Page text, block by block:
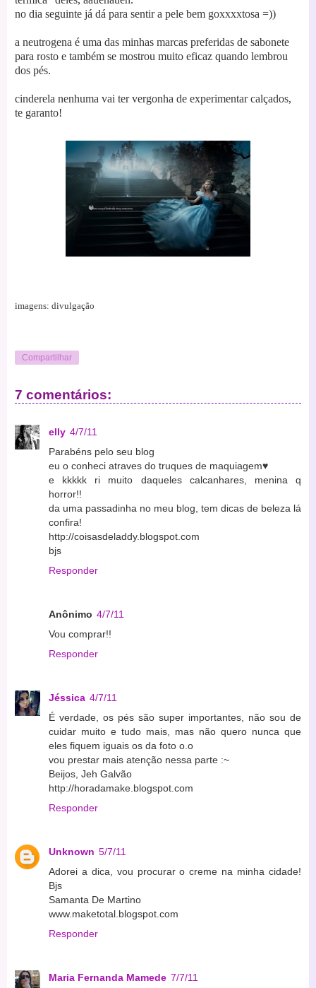
no dia seguinte já dá para sentir a pele bem goxxxxtosa =))
a neutrogena é uma das minhas marcas preferidas de sabonete
para rosto e também se mostrou muito eficaz quando lembrou
dos pés.
cinderela nenhuma vai ter vergonha de experimentar calçados,
te garanto!
imagens: divulgação
Compartilhar
7 comentários:
elly 4/7/11
Parabéns pelo seu blog
eu o conheci atraves do truques de maquiagem♥
e kkkkk ri muito daqueles calcanhares, menina q
horror!!
da uma passadinha no meu blog, tem dicas de beleza lá
confira!
http://coisasdeladdy.blogspot.com
bjs
Responder
Anônimo 4/7/11
Vou comprar!!
Responder
Jéssica 4/7/11
É verdade, os pés são super importantes, não sou de
cuidar muito e tudo mais, mas não quero nunca que
eles fiquem iguais os da foto o.o
vou prestar mais atenção nessa parte :~
Beijos, Jeh Galvão
http://horadamake.blogspot.com
Responder
Unknown 5/7/11
Adorei a dica, vou procurar o creme na minha cidade!
Bjs
Samanta De Martino
www.maketotal.blogspot.com
Responder
Maria Fernanda Mamede 7/7/11